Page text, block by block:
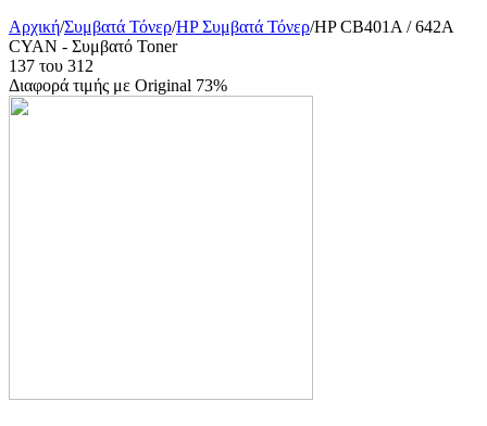
Αρχική/Συμβατά Τόνερ/HP Συμβατά Τόνερ/HP CB401A / 642A
CYAN - Συμβατό Toner
137 του 312
Διαφορά τιμής με Original 73%